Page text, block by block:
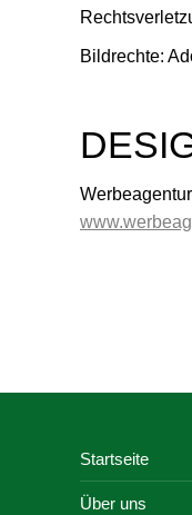
Bildrechte:
Startseite
Über uns